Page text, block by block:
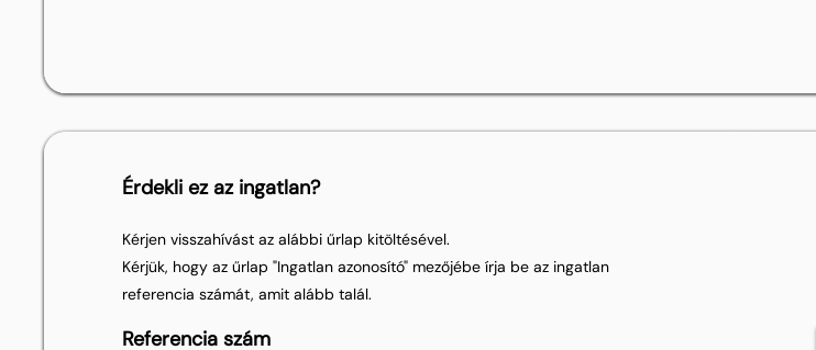
Érdekli ez az ingatlan?
Kérjen visszahívást az alábbi űrlap kitöltésével.
Kérjük, hogy az űrlap "Ingatlan azonosító" mezőjébe írja be az ingatlan
referencia számát, amit alább talál.
Referencia szám